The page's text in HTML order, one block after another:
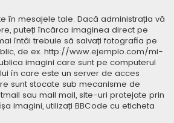
în mesajele tale. Dacă administrația vă
puteți încărca imaginea direct pe
întâi trebuie să salvați fotografia pe
de ex. http://www.ejemplo.com/mi-
imagini care sunt pe computerul
în care este un server de acces
sunt stocate sub mecanisme de
sau mail mail, site-uri protejate prin
imagini, utilizați BBCode cu eticheta